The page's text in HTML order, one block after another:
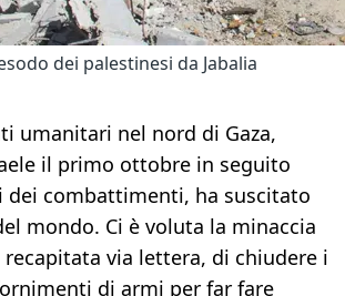
dei palestinesi da Jabalia
umanitari nel nord di Gaza,
il primo ottobre in seguito
dei combattimenti, ha suscitato
mondo. Ci è voluta la minaccia
via lettera, di chiudere i
di armi per far fare